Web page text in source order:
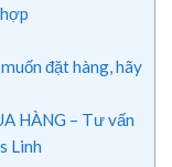
đặt hàng, hãy
HÀNG – Tư vấn
Linh